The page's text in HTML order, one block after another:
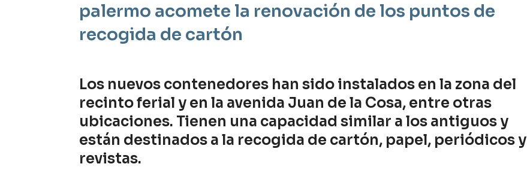
palermo acomete la renovación de los puntos de
recogida de cartón
Los nuevos contenedores han sido instalados en la zona del
recinto ferial y en la avenida Juan de la Cosa, entre otras
ubicaciones. Tienen una capacidad similar a los antiguos y
están destinados a la recogida de cartón, papel, periódicos y
revistas.